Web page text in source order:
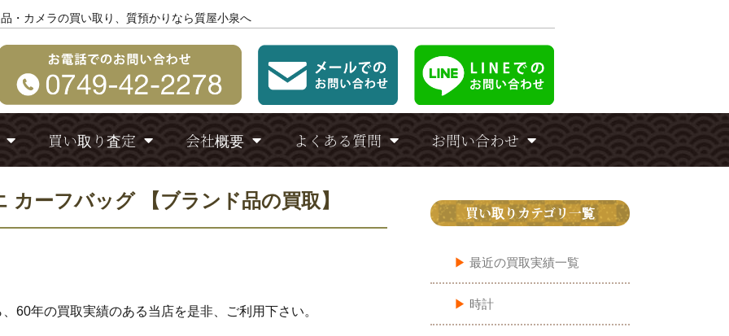
・カメラの買い取り、質預かりなら質屋小泉へ
買い取り査定 会社概要 よくある質問 お問い合わせ
ーフバッグ 【ブランド品の買取】
60年の買取実績のある当店を是非、ご利用下さい。
買い取りカテゴリ一覧
▶︎ 最近の買取実績一覧
▶︎ 時計